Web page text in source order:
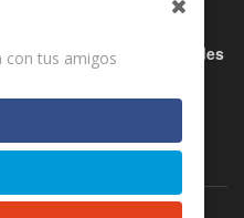
Tv / Radio / Redes
con tus amigos